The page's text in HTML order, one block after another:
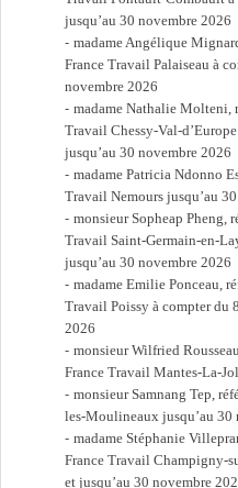
jusqu’au 30 novembre 2026
madame Angélique
France Travail Palaiseau à
novembre 2026
madame Nathalie Molteni,
Travail Chessy-Val-
jusqu’au 30 novembre 2026
madame Patricia Ndonno
Travail Nemours jusqu’au
monsieur Sopheap Pheng,
Travail Saint-Germain-en-
jusqu’au 30 novembre 2026
madame Emilie Ponceau,
Travail Poissy à compter du
2026
monsieur Wilfried
France Travail Mantes-La-
monsieur Samnang Tep,
les-Moulineaux jusqu’au 30
madame Stéphanie
France Travail Champigny-
et jusqu’au 30 novembre